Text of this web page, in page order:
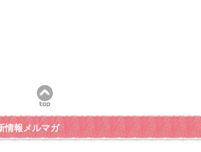
情報メルマガ